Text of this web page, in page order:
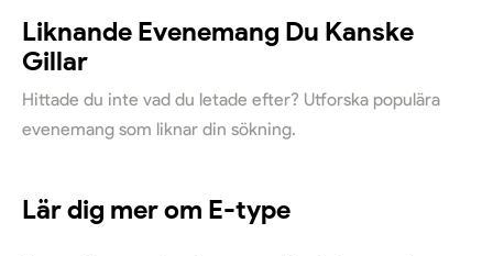
Liknande Evenemang Du Kanske
Gillar
Hittade du inte vad du letade efter? Utforska populära
evenemang som liknar din sökning.
Lär dig mer om E-type